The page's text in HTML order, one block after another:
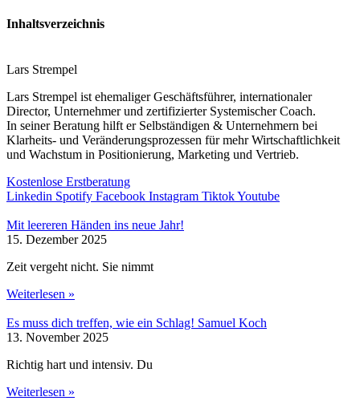
Inhaltsverzeichnis
Lars Strempel
Lars Strempel ist ehemaliger Geschäftsführer, internationaler
Director, Unternehmer und zertifizierter Systemischer Coach.
In seiner Beratung hilft er Selbständigen & Unternehmern bei
Klarheits- und Veränderungsprozessen für mehr Wirtschaftlichkeit
und Wachstum in Positionierung, Marketing und Vertrieb.
Kostenlose Erstberatung
Linkedin Spotify Facebook Instagram TiktokYoutube
Mit leereren Händen ins neue Jahr!
15. Dezember 2025
Zeit vergeht nicht. Sie nimmt
Weiterlesen »
Es muss dich treffen, wie ein Schlag! Samuel Koch
13. November 2025
Richtig hart und intensiv. Du
Weiterlesen »